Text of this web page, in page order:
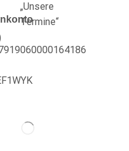
„Unsere
Termine“